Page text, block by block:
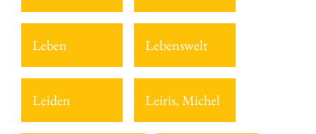
Leben Lebenswelt
Leiden Leiris, Michel